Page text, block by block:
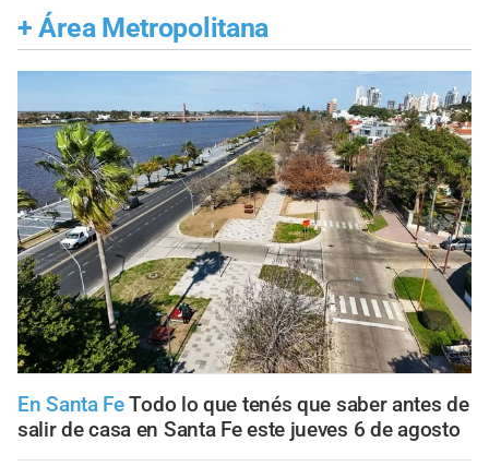
+ Área Metropolitana
En Santa Fe Todo lo que tenés que saber antes de
salir de casa en Santa Fe este jueves 6 de agosto